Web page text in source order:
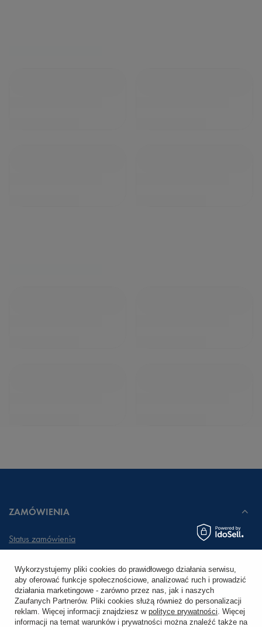
ZAMÓWIENIA
Status zamówienia
Chcę zareklamować produkt
Chcę zwrócić produkt
Wykorzystujemy pliki cookies do prawidłowego działania serwisu,
aby oferować funkcje społecznościowe, analizować ruch i prowadzić
działania marketingowe - zarówno przez nas, jak i naszych
Zaufanych Partnerów. Pliki cookies służą również do personalizacji
reklam. Więcej informacji znajdziesz w polityce prywatności. Więcej
informacji na temat warunków i prywatności można znaleźć także na